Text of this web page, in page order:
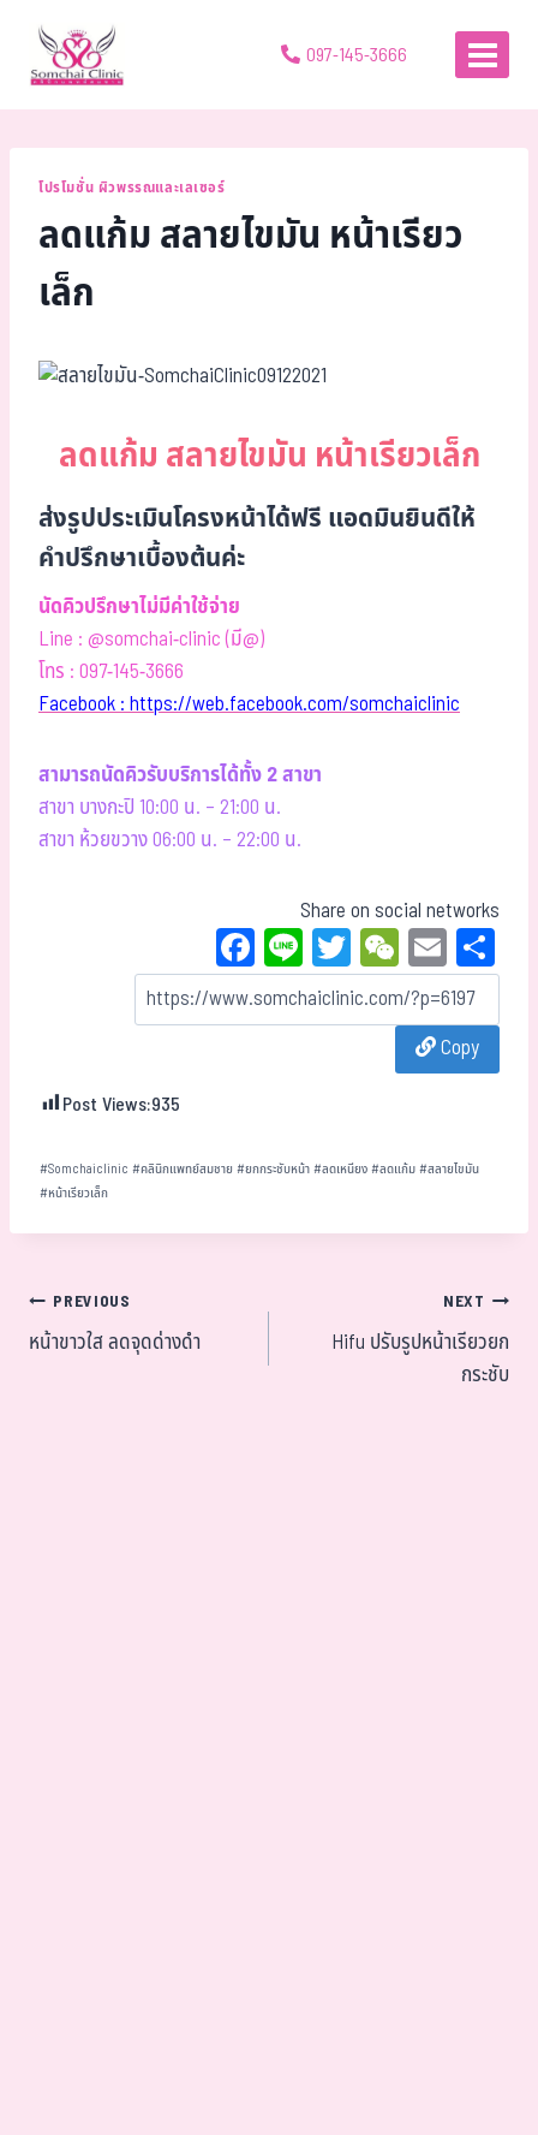
097-145-3666
โปรโมชั่น ผิวพรรณและเลเซอร์
ลดแก้ม สลายไขมัน หน้าเรียว
เล็ก
ลดแก้ม สลายไขมัน หน้าเรียวเล็ก
ส่งรูปประเมินโครงหน้าได้ฟรี แอดมินยินดีให้
คำปรึกษาเบื้องต้นค่ะ
นัดคิวปรึกษาไม่มีค่าใช้จ่าย
Line : @somchai-clinic (มี@)
โทร : 097-145-3666
Facebook : https://web.facebook.com/somchaiclinic
สามารถนัดคิวรับบริการได้ทั้ง 2 สาขา
สาขา บางกะปิ 10:00 น. – 21:00 น.
สาขา ห้วยขวาง 06:00 น. – 22:00 น.
Share on social networks
Fa
ce
bo
Li
ne
T
wi
tt
W
eC
ha
t
E
m
ail
Copy
Post Views:935
#Somchaiclinic #คลินิกแพทย์สมชาย #ยกกระชับหน้า#ลดเหนียง#ลดแก้ม #สลายไขมัน
#หน้าเรียวเล็ก
PREVIOUS
หน้าขาวใส ลดจุดด่างดำ
NEXT
Hifu ปรับรูปหน้าเรียวยก
กระชับ